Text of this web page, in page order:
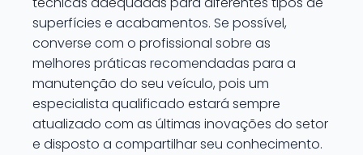
superfícies e acabamentos. Se possível,
converse com o profissional sobre as
melhores práticas recomendadas para a
manutenção do seu veículo, pois um
especialista qualificado estará sempre
atualizado com as últimas inovações do setor
e disposto a compartilhar seu conhecimento.